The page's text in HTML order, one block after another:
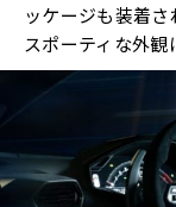
ッケージも装着
スポーティな外観